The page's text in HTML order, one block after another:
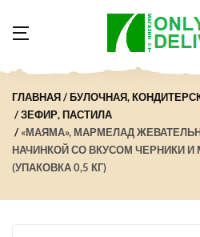
ГЛАВНАЯ БУЛОЧНАЯ,
ЗЕФИР, ПАСТИЛА
«МАЯМА», МАРМЕЛАД
НАЧИНКОЙ СО ВКУСОМ ЧЕРНИКИ
(УПАКОВКА 0,5 КГ)